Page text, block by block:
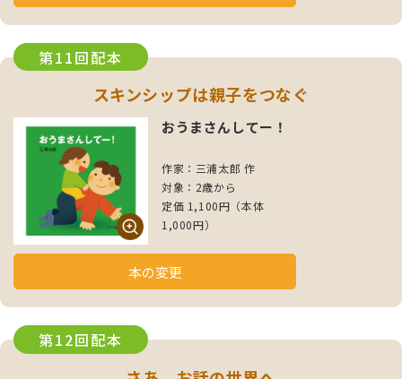
第11回配本
スキンシップは親子をつなぐ
おうまさんしてー！
作家：三浦太郎 作
対象：2歳から
定価 1,100円（本体
1,000円）
本の変更
第12回配本